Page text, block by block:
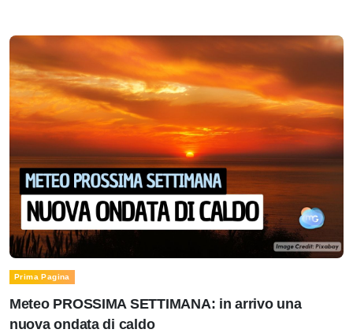
Prima Pagina
Meteo PROSSIMA SETTIMANA: in arrivo una
nuova ondata di caldo